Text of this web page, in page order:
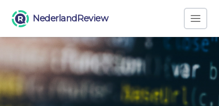
NederlandReview